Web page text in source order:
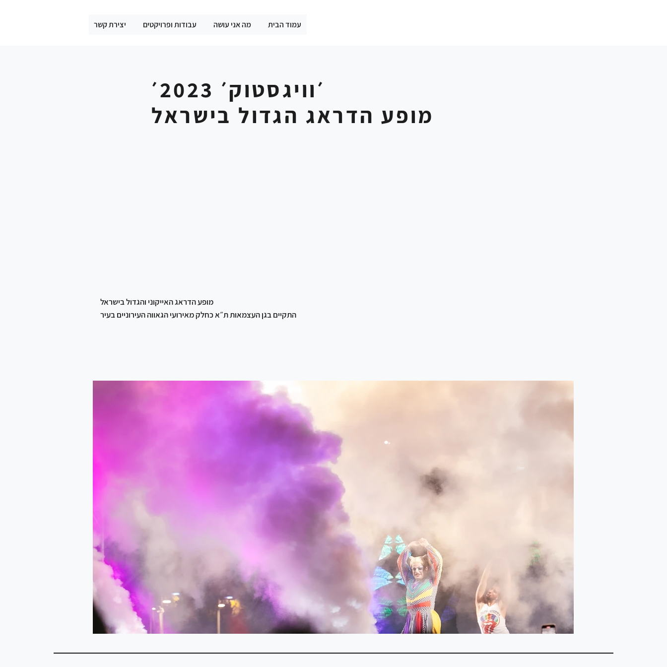
עמוד הבית מה אני עושה עבודות ופרויקטים יצירת קשר
׳וויגסטוק׳ 2023׳
מופע הדראג הגדול בישראל
מופע הדראג האייקוני והגדול בישראל
התקיים בגן העצמאות ת״א כחלק מאירועי הגאווה העירוניים בעיר